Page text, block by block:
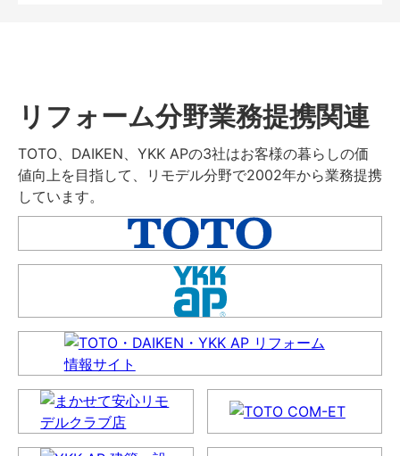
リフォーム分野業務提携関連
TOTO、DAIKEN、YKK APの3社はお客様の暮らしの価
値向上を目指して、リモデル分野で2002年から業務提携
しています。